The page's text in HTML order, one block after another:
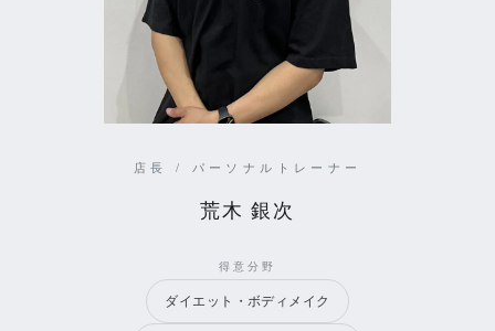
店長 / パーソナルトレーナー
荒木 銀次
得意分野
ダイエット・ボディメイク